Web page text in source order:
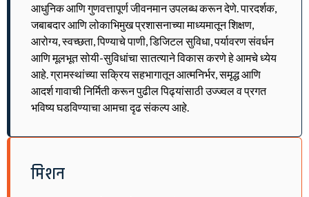
आधुनिक आणि गुणवत्तापूर्ण जीवनमान उपलब्ध करून देणे. पारदर्शक,
जबाबदार आणि लोकाभिमुख प्रशासनाच्या माध्यमातून शिक्षण,
आरोग्य, स्वच्छता, पिण्याचे पाणी, डिजिटल सुविधा, पर्यावरण संवर्धन
आणि मूलभूत सोयी-सुविधांचा सातत्याने विकास करणे हे आमचे ध्येय
आहे. ग्रामस्थांच्या सक्रिय सहभागातून आत्मनिर्भर, समृद्ध आणि
आदर्श गावाची निर्मिती करून पुढील पिढ्यांसाठी उज्ज्वल व प्रगत
भविष्य घडविण्याचा आमचा दृढ संकल्प आहे.
मिशन